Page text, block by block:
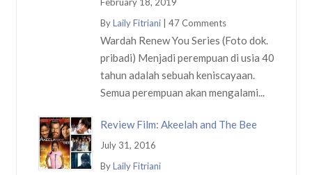
ByLaily Fitriani| 47 Comments
Wardah Renew You Series (Foto dok.
pribadi) Menjadi perempuan di usia 40
tahun adalah sebuah keniscayaan.
Semua perempuan akan mengalami...
Review Film: Akeelah and The Bee
July 31, 2016
ByLaily Fitriani